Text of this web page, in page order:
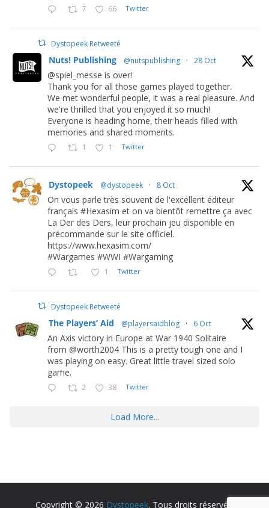
7 66 Twitter
Dystopeek Retweeté
Nuts! Publishing @nutspublishing · 28 Oct
@spiel_messe is over!
Thank you for all those games played together.
We met wonderful people, it was a real pleasure. And
we're thrilled that you enjoyed it so much!
Everyone is heading home, their heads filled with
memories and shared moments.
1 1 Twitter
Dystopeek @dystopeek · 8 Oct
On vous parle très souvent de l'excellent éditeur
français #Hexasim et on va bientôt remettre ça avec
La Der des Ders, leur prochain jeu disponible en
précommande sur le site officiel.
https://www.hexasim.com/
#Wargames #WWI #Wargaming
1 Twitter
Dystopeek Retweeté
The Players’ Aid @playersaidblog · 6 Oct
An Axis victory in Europe at War 1940 Solitaire
from @worth2004 This is a pretty tough one and I
was playing on easy. Great little travel sized solo
game.
2 38 Twitter
Load More...
Copyright © 2026 Dystopeek. Tous droits réservés.